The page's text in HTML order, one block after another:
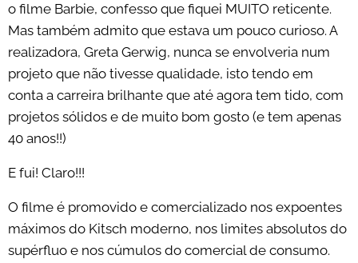
o filme Barbie, confesso que fiquei MUITO reticente.
Mas também admito que estava um pouco curioso. A
realizadora, Greta Gerwig, nunca se envolveria num
projeto que não tivesse qualidade, isto tendo em
conta a carreira brilhante que até agora tem tido, com
projetos sólidos e de muito bom gosto (e tem apenas
40 anos!!)
E fui! Claro!!!
O filme é promovido e comercializado nos expoentes
máximos do Kitsch moderno, nos limites absolutos do
supérfluo e nos cúmulos do comercial de consumo.